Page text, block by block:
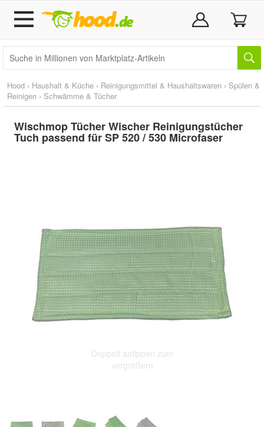
Hood › Haushalt & Küche › Reinigungsmittel & Haushaltswaren › Spülen &
Reinigen › Schwämme & Tücher
Wischmop Tücher Wischer Reinigungstücher
Tuch passend für SP 520 / 530 Microfaser
Doppelt antippen zum
vergrößern